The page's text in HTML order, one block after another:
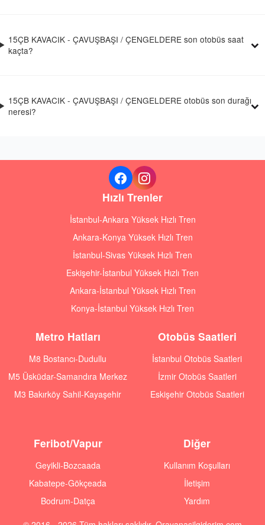
15ÇB KAVACIK - ÇAVUŞBAŞI / ÇENGELDERE son otobüs saat
kaçta?
15ÇB KAVACIK - ÇAVUŞBAŞI / ÇENGELDERE otobüs son durağı
neresi?
Hızlı Trenler
İstanbul-Ankara Yüksek Hızlı Tren
Ankara-Konya Yüksek Hızlı Tren
İstanbul-Sivas Yüksek Hızlı Tren
Eskişehir-İstanbul Yüksek Hızlı Tren
Ankara-İstanbul Yüksek Hızlı Tren
Konya-İstanbul Yüksek Hızlı Tren
Metro Hatları
M8 Bostancı-Dudullu
M5 Üsküdar-Samandıra Merkez
M3 Bakırköy Sahil-Kayaşehir
Otobüs Saatleri
İstanbul Otobüs Saatleri
İzmir Otobüs Saatleri
Eskişehir Otobüs Saatleri
Feribot/Vapur
Geyikli-Bozcaada
Kabatepe-Gökçeada
Bodrum-Datça
Diğer
Kullanım Koşulları
İletişim
Yardım